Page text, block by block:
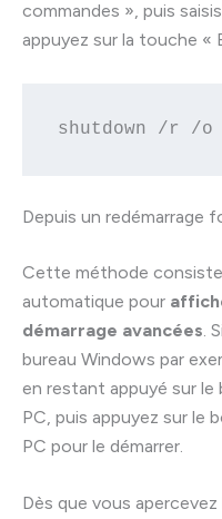
commandes », puis
appuyez sur la touche «
shutdown /r /
Depuis un redémarrage
Cette méthode
automatique pour
démarrage avancées.
bureau Windows par
en restant appuyé sur
PC, puis appuyez sur le
PC pour le démarrer.
Dès que vous